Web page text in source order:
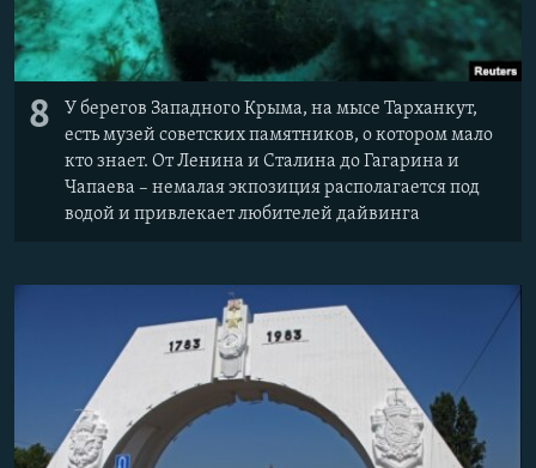
8
У берегов Западного Крыма, на мысе Тарханкут,
есть музей советских памятников, о котором мало
кто знает. От Ленина и Сталина до Гагарина и
Чапаева – немалая экпозиция располагается под
водой и привлекает любителей дайвинга